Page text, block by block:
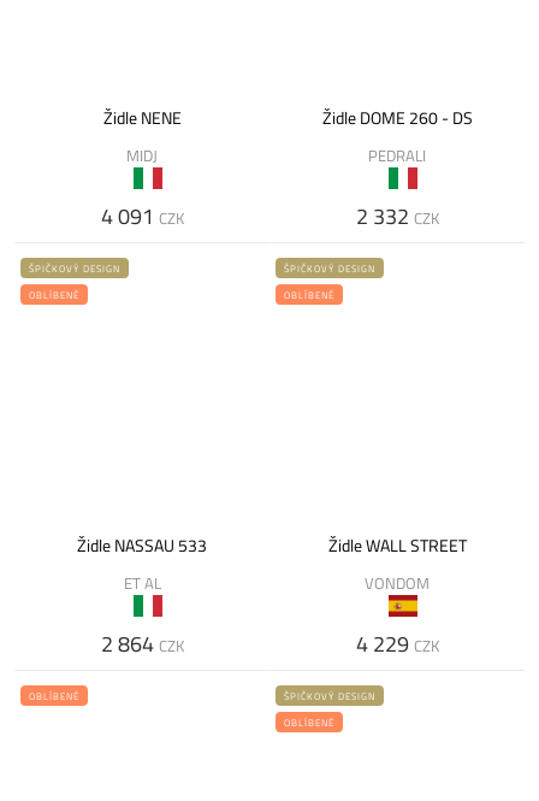
Židle NENE
MIDJ
4 091 CZK
Židle DOME 260 - DS
PEDRALI
2 332 CZK
ŠPIČKOVÝ DESIGN
OBLÍBENÉ
Židle NASSAU 533
ET AL
2 864 CZK
ŠPIČKOVÝ DESIGN
OBLÍBENÉ
Židle WALL STREET
VONDOM
4 229 CZK
OBLÍBENÉ
ŠPIČKOVÝ DESIGN
OBLÍBENÉ